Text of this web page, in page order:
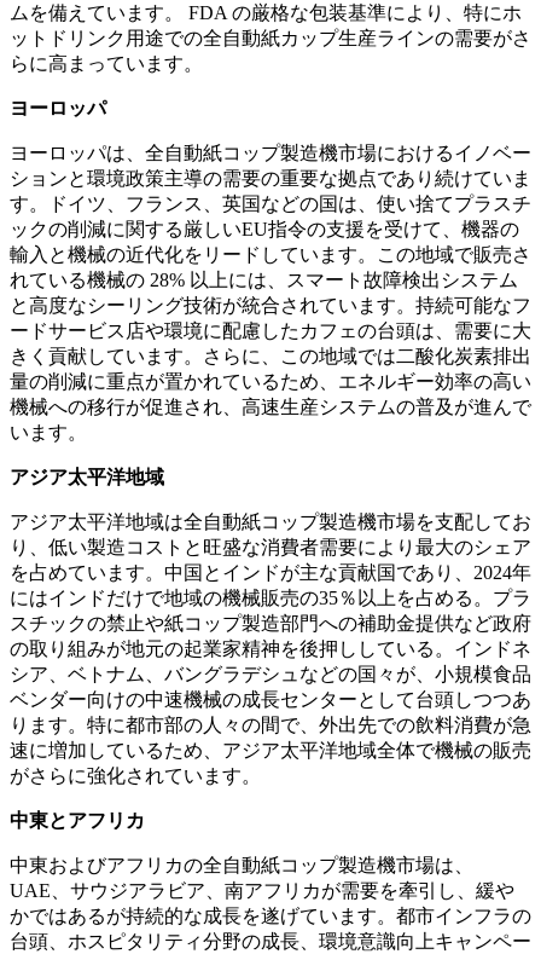
ムを備えています。 FDA の厳格な包装基準により、特にホ
ットドリンク用途での全自動紙カップ生産ラインの需要がさ
らに高まっています。
ヨーロッパ
ヨーロッパは、全自動紙コップ製造機市場におけるイノベー
ションと環境政策主導の需要の重要な拠点であり続けていま
す。ドイツ、フランス、英国などの国は、使い捨てプラスチ
ックの削減に関する厳しいEU指令の支援を受けて、機器の
輸入と機械の近代化をリードしています。この地域で販売さ
れている機械の 28% 以上には、スマート故障検出システム
と高度なシーリング技術が統合されています。持続可能なフ
ードサービス店や環境に配慮したカフェの台頭は、需要に大
きく貢献しています。さらに、この地域では二酸化炭素排出
量の削減に重点が置かれているため、エネルギー効率の高い
機械への移行が促進され、高速生産システムの普及が進んで
います。
アジア太平洋地域
アジア太平洋地域は全自動紙コップ製造機市場を支配してお
り、低い製造コストと旺盛な消費者需要により最大のシェア
を占めています。中国とインドが主な貢献国であり、2024年
にはインドだけで地域の機械販売の35％以上を占める。プラ
スチックの禁止や紙コップ製造部門への補助金提供など政府
の取り組みが地元の起業家精神を後押ししている。インドネ
シア、ベトナム、バングラデシュなどの国々が、小規模食品
ベンダー向けの中速機械の成長センターとして台頭しつつあ
ります。特に都市部の人々の間で、外出先での飲料消費が急
速に増加しているため、アジア太平洋地域全体で機械の販売
がさらに強化されています。
中東とアフリカ
中東およびアフリカの全自動紙コップ製造機市場は、
UAE、サウジアラビア、南アフリカが需要を牽引し、緩や
かではあるが持続的な成長を遂げています。都市インフラの
台頭、ホスピタリティ分野の成長、環境意識向上キャンペー